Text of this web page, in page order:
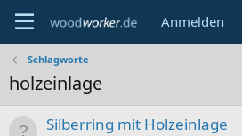
Anmelden
Schlagworte
holzeinlage
Silberring mit Holzeinlage